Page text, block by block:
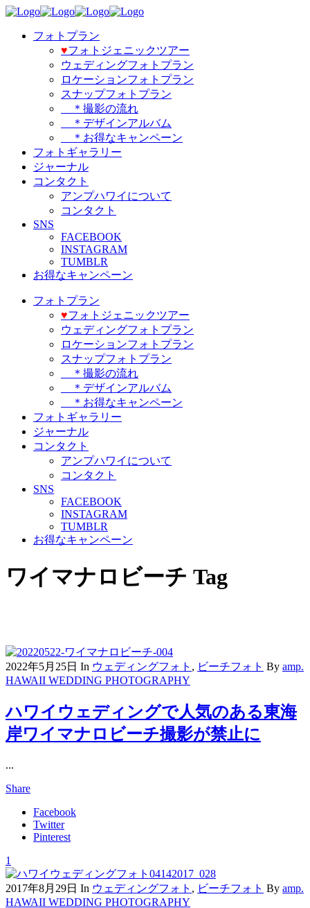
フォトプラン
♥️フォトジェニックツアー
ウェディングフォトプラン
ロケーションフォトプラン
スナップフォトプラン
＊撮影の流れ
＊デザインアルバム
＊お得なキャンペーン
フォトギャラリー
ジャーナル
コンタクト
アンプハワイについて
コンタクト
SNS
FACEBOOK
INSTAGRAM
TUMBLR
お得なキャンペーン
フォトプラン
♥️フォトジェニックツアー
ウェディングフォトプラン
ロケーションフォトプラン
スナップフォトプラン
＊撮影の流れ
＊デザインアルバム
＊お得なキャンペーン
フォトギャラリー
ジャーナル
コンタクト
アンプハワイについて
コンタクト
SNS
FACEBOOK
INSTAGRAM
TUMBLR
お得なキャンペーン
ワイマナロビーチ Tag
2022年5月25日 In ウェディングフォト , ビーチフォト By amp.
HAWAII WEDDING PHOTOGRAPHY
ハワイウェディングで人気のある東海
岸ワイマナロビーチ撮影が禁止に
...
Share
Facebook
Twitter
Pinterest
1
2017年8月29日 In ウェディングフォト , ビーチフォト By amp.
HAWAII WEDDING PHOTOGRAPHY